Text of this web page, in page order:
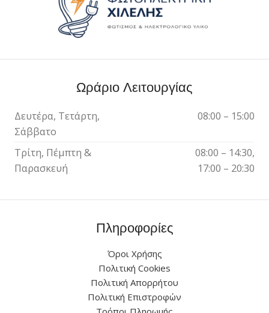
Ωράριο Λειτουργίας
Δευτέρα, Τετάρτη,
Σάββατο
08:00 – 15:00
Τρίτη, Πέμπτη &
Παρασκευή
08:00 – 14:30,
17:00 – 20:30
Πληροφορίες
Όροι Χρήσης
Πολιτική Cookies
Πολιτική Απορρήτου
Πολιτική Επιστροφών